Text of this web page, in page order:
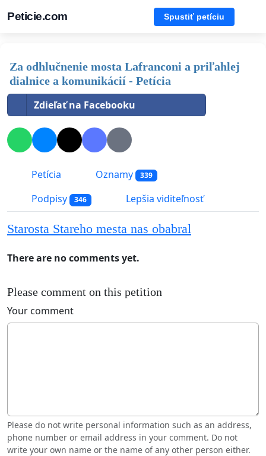
Peticie.com Spustiť petíciu
Za odhlučnenie mosta Lafranconi a priľahlej
dialnice a komunikácií - Petícia
Zdieľať na Facebooku
Petícia Oznamy 339
Podpisy 346 Lepšia viditeľnosť
Starosta Stareho mesta nas obabral
There are no comments yet.
Please comment on this petition
Your comment
Please do not write personal information such as an address,
phone number or email address in your comment. Do not
write your own name or the name of any other person either.